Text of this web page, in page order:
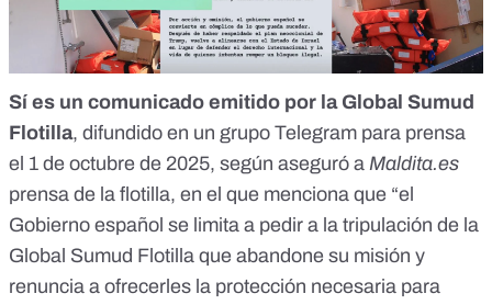
Sí es un comunicado emitido por la Global Sumud
Flotilla, difundido en un grupo Telegram para prensa
el 1 de octubre de 2025, según aseguró a Maldita.es
prensa de la flotilla, en el que menciona que “el
Gobierno español se limita a pedir a la tripulación de la
Global Sumud Flotilla que abandone su misión y
renuncia a ofrecerles la protección necesaria para